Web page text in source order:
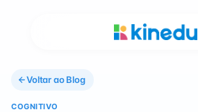
Voltar ao Blog
COGNITIVO